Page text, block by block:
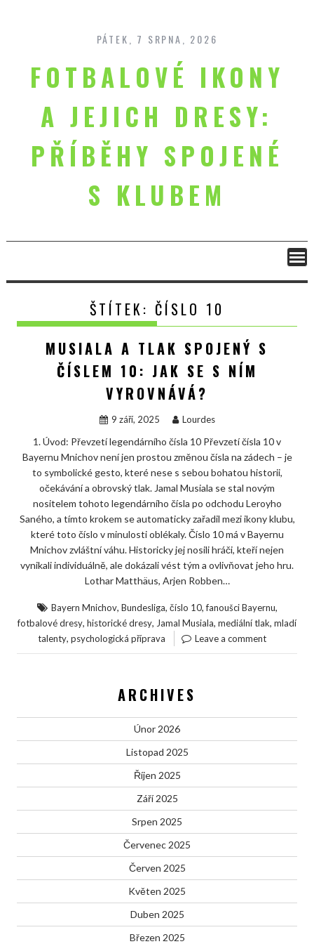
content
PÁTEK, 7 SRPNA, 2026
FOTBALOVÉ IKONY
A JEJICH DRESY:
PŘÍBĚHY SPOJENÉ
S KLUBEM
ŠTÍTEK: ČÍSLO 10
MUSIALA A TLAK SPOJENÝ S
ČÍSLEM 10: JAK SE S NÍM
VYROVNÁVÁ?
9 září, 2025 Lourdes
1. Úvod: Převzetí legendárního čísla 10 Převzetí čísla 10 v
Bayernu Mnichov není jen prostou změnou čísla na zádech – je
to symbolické gesto, které nese s sebou bohatou historii,
očekávání a obrovský tlak. Jamal Musiala se stal novým
nositelem tohoto legendárního čísla po odchodu Leroyho
Saného, a tímto krokem se automaticky zařadil mezi ikony klubu,
které toto číslo v minulosti oblékaly. Číslo 10 má v Bayernu
Mnichov zvláštní váhu. Historicky jej nosili hráči, kteří nejen
vynikali individuálně, ale dokázali vést tým a ovlivňovat jeho hru.
Lothar Matthäus, Arjen Robben…
Bayern Mnichov, Bundesliga, číslo 10,fanoušci Bayernu,
fotbalové dresy, historické dresy, Jamal Musiala, mediální tlak, mladí
talenty, psychologická příprava Leave a comment
ARCHIVES
Únor 2026
Listopad 2025
Říjen 2025
Září 2025
Srpen 2025
Červenec 2025
Červen 2025
Květen 2025
Duben 2025
Březen 2025